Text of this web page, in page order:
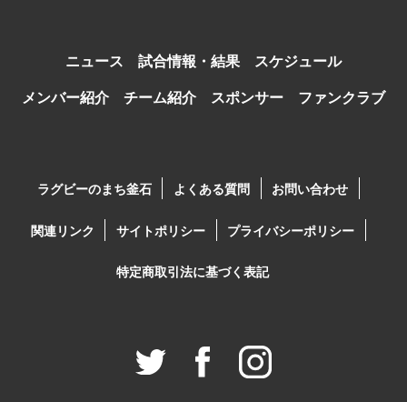
ニュース 試合情報・結果
スケジュール
メンバー紹介
チーム紹介 スポンサー ファンクラブ
ラグビーのまち釜石 よくある質問 お問い合わせ
関連リンク サイトポリシー プライバシーポリシー
特定商取引法に基づく表記